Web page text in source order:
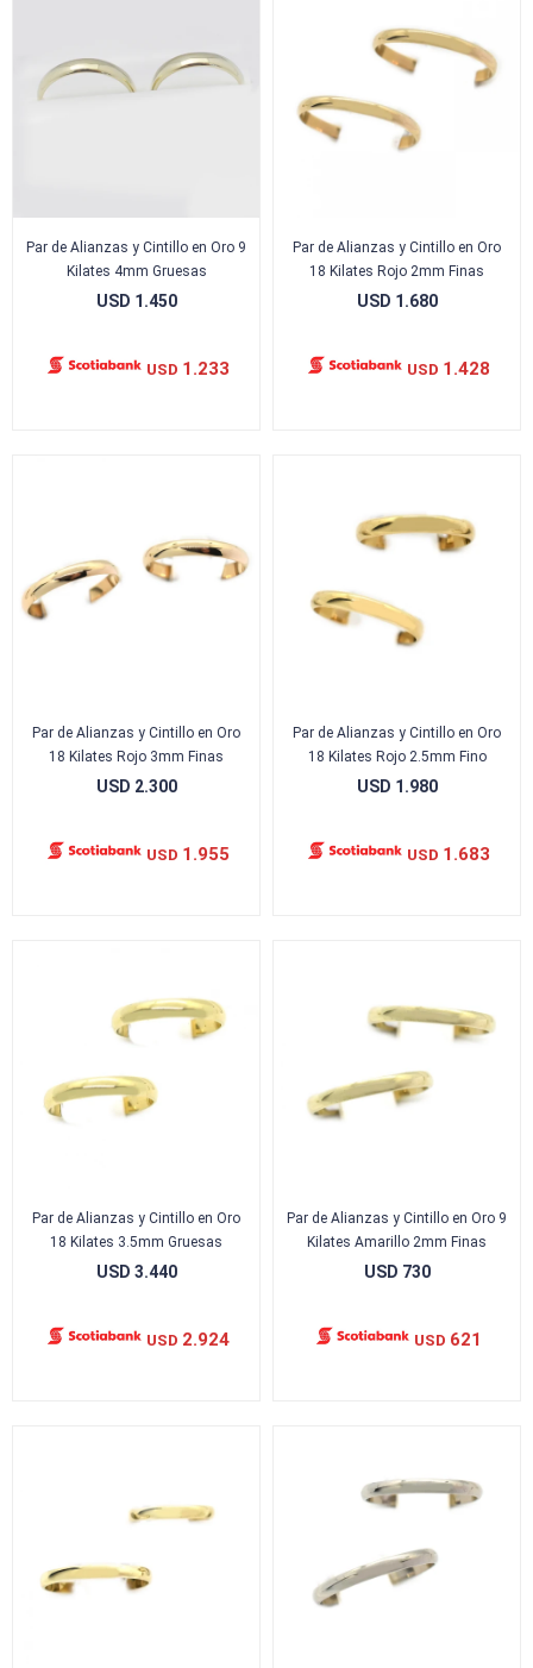
Par de Alianzas y Cintillo en Oro 9
Kilates 4mm Gruesas
USD 1.450
USD 1.233
Par de Alianzas y Cintillo en Oro
18 Kilates Rojo 2mm Finas
USD 1.680
USD 1.428
Par de Alianzas y Cintillo en Oro
18 Kilates Rojo 3mm Finas
USD 2.300
USD 1.955
Par de Alianzas y Cintillo en Oro
18 Kilates Rojo 2.5mm Fino
USD 1.980
USD 1.683
Par de Alianzas y Cintillo en Oro
18 Kilates 3.5mm Gruesas
USD 3.440
USD 2.924
Par de Alianzas y Cintillo en Oro 9
Kilates Amarillo 2mm Finas
USD 730
USD 621